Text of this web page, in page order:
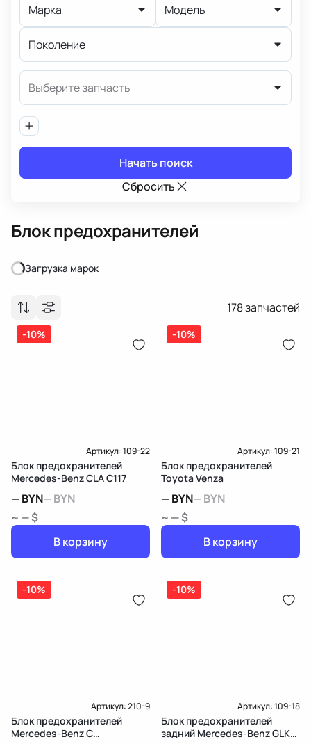
Марка Модель
Поколение
Выберите запчасть
Начать поиск
Сбросить
Блок предохранителей
Загрузка марок
Загрузка марок
178запчастей
-10%
Артикул:109-22
Блок предохранителей
Mercedes-Benz CLA C117
—BYN—BYN
~ — $
В корзину
-10%
Артикул:109-21
Блок предохранителей
Toyota Venza
—BYN—BYN
~ — $
В корзину
-10%
Артикул:210-9
Блок предохранителей
Mercedes-Benz C
-10%
Артикул:109-18
Блок предохранителей
задний Mercedes-Benz GLK